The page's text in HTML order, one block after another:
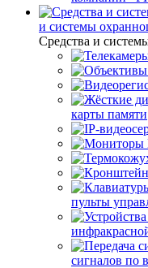
и системы
Средства и
карты памяти
пульты
сигналов по